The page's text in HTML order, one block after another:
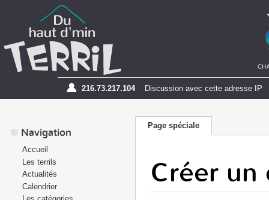
216.73.217.104 Discussion avec cette adresse IP
Page spéciale
Créer un
Navigation
Accueil
Les terrils
Actualités
Calendrier